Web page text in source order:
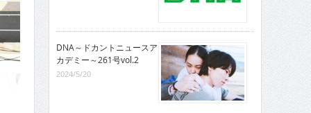
DNA～ドカントニュースア
カデミー～261号vol.2
2024/5/20